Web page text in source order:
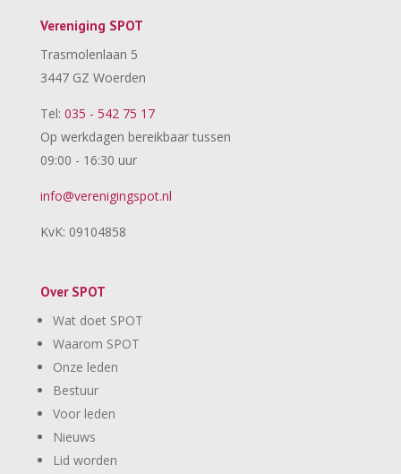
Vereniging SPOT
Trasmolenlaan 5
3447 GZ Woerden
Tel: 035 - 542 75 17
Op werkdagen bereikbaar tussen
09:00 - 16:30 uur
info@verenigingspot.nl
KvK: 09104858
Over SPOT
Wat doet SPOT
Waarom SPOT
Onze leden
Bestuur
Voor leden
Nieuws
Lid worden